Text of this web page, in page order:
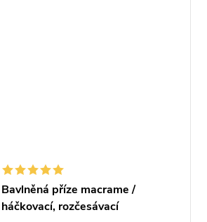
Bavlněná příze macrame /
háčkovací, rozčesávací